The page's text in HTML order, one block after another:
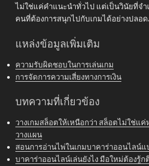
ไม่ใช่แค่คำแนะนำทั่วไป แต่เป็นวินัยที่จำ
คนที่ต้องการสนุกไปกับเกมได้อย่างปลอ
แหล่งข้อมูลเพิ่มเติม
ความรับผิดชอบในการเล่นเกม
การจัดการความเสี่ยงทางการเงิน
บทความที่เกี่ยวข้อง
วางเกมสล็อตให้เหนือกว่า สล็อตไม่ใช่แ
วางแผน
สอนการอ่านไพ่ในเกมบาคาร่าออนไลน์แ
บาคาร่าออนไลน์เล่นยังไง มือใหม่ต้องรู้ก